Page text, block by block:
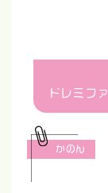
ドレミフ
かのん